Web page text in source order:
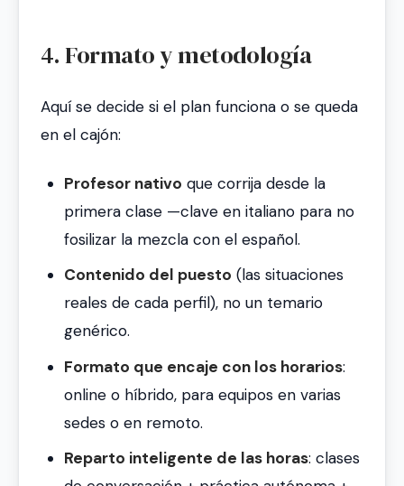
4. Formato y metodología
Aquí se decide si el plan funciona o se queda
en el cajón:
Profesor nativo que corrija desde la
primera clase —clave en italiano para no
fosilizar la mezcla con el español.
Contenido del puesto (las situaciones
reales de cada perfil), no un temario
genérico.
Formato que encaje con los horarios:
online o híbrido, para equipos en varias
sedes o en remoto.
Reparto inteligente de las horas: clases